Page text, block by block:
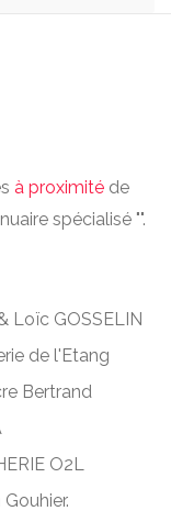
à proximité de
spécialisé "".
Loïc GOSSELIN
de l'Etang
Bertrand
O2L